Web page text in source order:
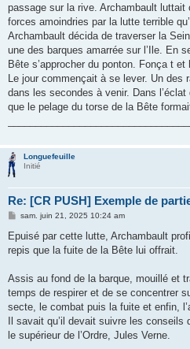
passage sur la rive. Archambault
forces amoindries par la lutte terrible
Archambault décida de traverser la
une des barques amarrée sur l’Ile. En
Bête s’approcher du ponton. Fonça t et
Le jour commençait à se lever. Un des
dans les secondes à venir. Dans
que le pelage du torse de la Bête
Longuefeuille
Initié
Re: [CR PUSH] Exemple de
M
s
a
sam. juin 21, 2025 10:24 am
Epuisé par cette lutte, Archambault
repis que la fuite de la Bête lui offrait.
Assis au fond de la barque, mouillé et
temps de respirer et de se concentrer
secte, le combat puis la fuite et enfin,
Il savait qu’il devait suivre les
le supérieur de l’Ordre, Jules Verne.